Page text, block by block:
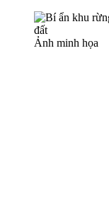
Ảnh minh họa